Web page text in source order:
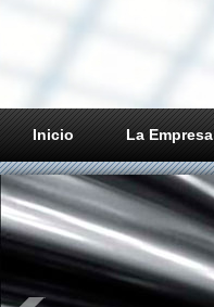
Inicio La Empresa